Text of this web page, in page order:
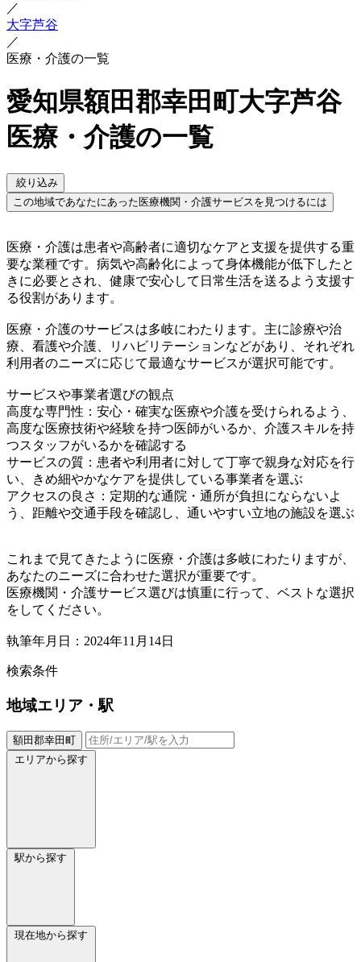
／
大字芦谷
／
医療・介護の一覧
愛知県額田郡幸田町大字芦谷
医療・介護の一覧
絞り込み
この地域であなたにあった医療機関・介護サービスを見つけるには
医療・介護は患者や高齢者に適切なケアと支援を提供する重
要な業種です。病気や高齢化によって身体機能が低下したと
きに必要とされ、健康で安心して日常生活を送るよう支援す
る役割があります。
医療・介護のサービスは多岐にわたります。主に診療や治
療、看護や介護、リハビリテーションなどがあり、それぞれ
利用者のニーズに応じて最適なサービスが選択可能です。
サービスや事業者選びの観点
高度な専門性：安心・確実な医療や介護を受けられるよう、
高度な医療技術や経験を持つ医師がいるか、介護スキルを持
つスタッフがいるかを確認する
サービスの質：患者や利用者に対して丁寧で親身な対応を行
い、きめ細やかなケアを提供している事業者を選ぶ
アクセスの良さ：定期的な通院・通所が負担にならないよ
う、距離や交通手段を確認し、通いやすい立地の施設を選ぶ
これまで見てきたように医療・介護は多岐にわたりますが、
あなたのニーズに合わせた選択が重要です。
医療機関・介護サービス選びは慎重に行って、ベストな選択
をしてください。
執筆年月日：2024年11月14日
検索条件
地域エリア・駅
額田郡幸田町
エリアから探す
駅から探す
現在地から探す